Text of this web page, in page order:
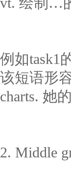
例如task1
该短语形
charts. 她
2. Middle